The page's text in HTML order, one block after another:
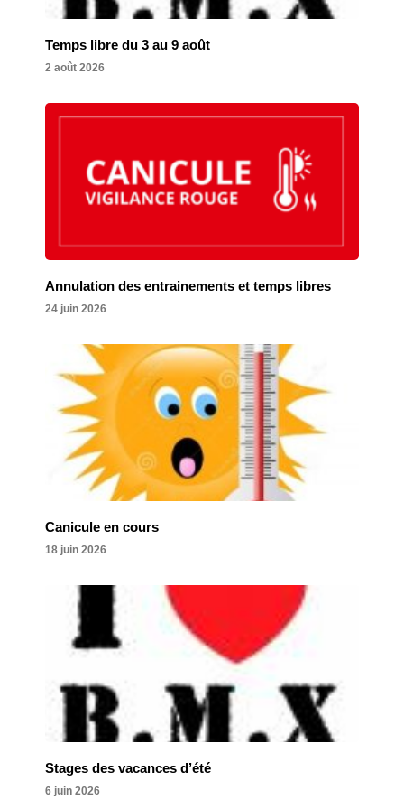
Temps libre du 3 au 9 août
2 août 2026
Annulation des entrainements et temps libres
24 juin 2026
Canicule en cours
18 juin 2026
Stages des vacances d’été
6 juin 2026